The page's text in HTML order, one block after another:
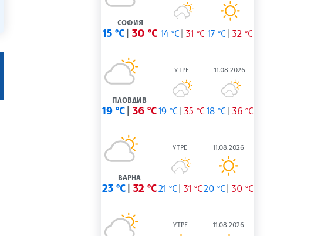
СОФИЯ
15 °C 30 °C 14 °C 31 °C 17 °C 32 °C
ПЛОВДИВ
19 °C 36 °C
УТРЕ
19 °C 35 °C
11.08.2026
18 °C 36 °C
ВАРНА
23 °C 32 °C
УТРЕ
21 °C 31 °C
11.08.2026
20 °C 30 °C
УТРЕ 11.08.2026